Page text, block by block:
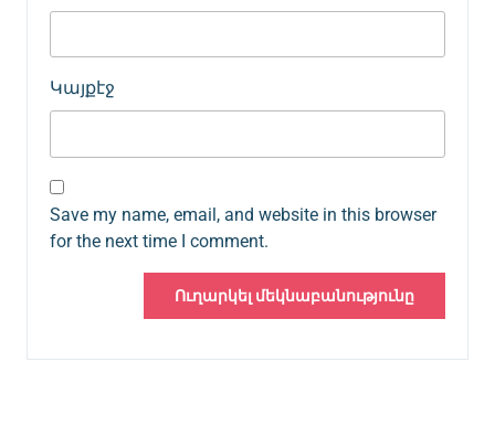
Կայքէջ
Save my name, email, and website in this browser
for the next time I comment.